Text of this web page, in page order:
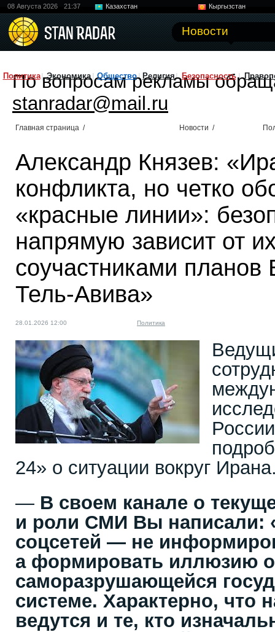
08 Августа 2026 21:37 Казахстан
Кыргызстан
Новости
Политика Экономика Общество Религия Безопасность
По вопросам рекламы
stanradar@mail.ru
Главная страница / Новости /
Александр Князев:
конфликта, но четко
«красные линии»:
напрямую зависит от
соучастниками планов
Тель-Авива»
28.01.2026 12:00 Политика
24» о ситуации вокруг
— В своем канале о
и роли СМИ Вы написали:
соцсетей — не
а формировать иллюзию
саморазрушающейся
системе. Характерно, что
ведутся и те, кто